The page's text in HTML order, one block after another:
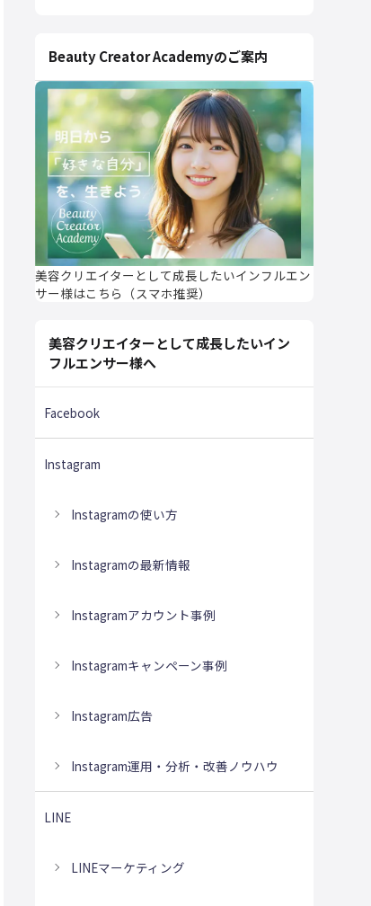
Beauty Creator Academyのご案内
美容クリエイターとして成長したいインフルエン
サー様はこちら（スマホ推奨）
美容クリエイターとして成長したいイン
フルエンサー様へ
Facebook
Instagram
Instagramの使い方
Instagramの最新情報
Instagramアカウント事例
Instagramキャンペーン事例
Instagram広告
Instagram運用・分析・改善ノウハウ
LINE
LINEマーケティング